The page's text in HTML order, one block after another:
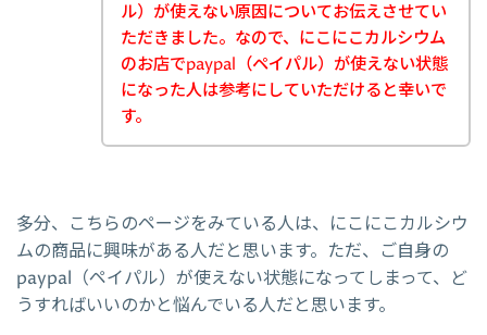
ル）が使えない原因についてお伝えさせてい
ただきました。なので、にこにこカルシウム
のお店でpaypal（ペイパル）が使えない状態
になった人は参考にしていただけると幸いで
す。
多分、こちらのページをみている人は、にこにこカルシウ
ムの商品に興味がある人だと思います。ただ、ご自身の
paypal（ペイパル）が使えない状態になってしまって、ど
うすればいいのかと悩んでいる人だと思います。